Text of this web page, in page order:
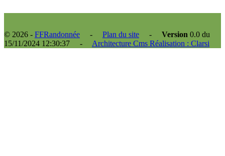
© 2026 - FFRandonnée - Plan du site - Version 0.0 du
15/11/2024 12:30:37 - Architecture Cms Réalisation : Clarsi